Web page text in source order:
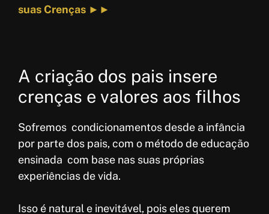
suas Crenças ►►
A criação dos pais insere
crenças e valores aos filhos
Sofremos condicionamentos desde a infância
por parte dos pais, com o método de educação
ensinada com base nas suas próprias
experiências de vida.
Isso é natural e inevitável, pois eles querem